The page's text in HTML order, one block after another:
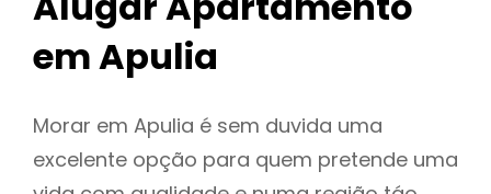
em Apulia
Morar em Apulia é sem duvida uma
excelente opção para quem pretende uma